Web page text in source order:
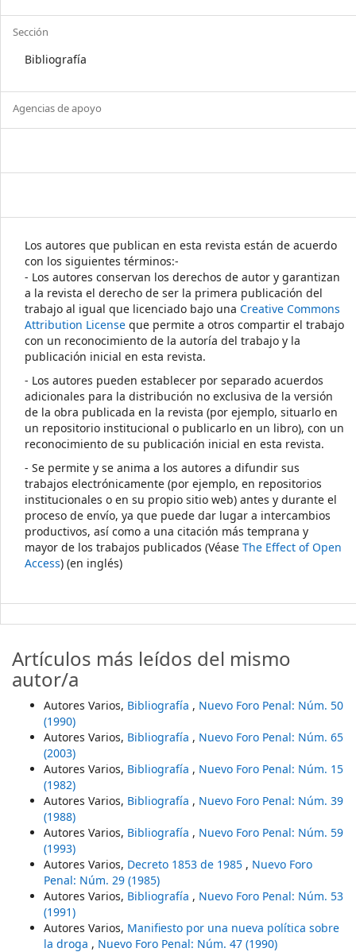
Sección
Bibliografía
Agencias de apoyo
Los autores que publican en esta revista están de acuerdo
con los siguientes términos:-
- Los autores conservan los derechos de autor y garantizan
a la revista el derecho de ser la primera publicación del
trabajo al igual que licenciado bajo una Creative Commons
Attribution License que permite a otros compartir el trabajo
con un reconocimiento de la autoría del trabajo y la
publicación inicial en esta revista.
- Los autores pueden establecer por separado acuerdos
adicionales para la distribución no exclusiva de la versión
de la obra publicada en la revista (por ejemplo, situarlo en
un repositorio institucional o publicarlo en un libro), con un
reconocimiento de su publicación inicial en esta revista.
- Se permite y se anima a los autores a difundir sus
trabajos electrónicamente (por ejemplo, en repositorios
institucionales o en su propio sitio web) antes y durante el
proceso de envío, ya que puede dar lugar a intercambios
productivos, así como a una citación más temprana y
mayor de los trabajos publicados (Véase The Effect of Open
Access) (en inglés)
Artículos más leídos del mismo
autor/a
Autores Varios, Bibliografía , Nuevo Foro Penal: Núm. 50
(1990)
Autores Varios, Bibliografía , Nuevo Foro Penal: Núm. 65
(2003)
Autores Varios, Bibliografía , Nuevo Foro Penal: Núm. 15
(1982)
Autores Varios, Bibliografía , Nuevo Foro Penal: Núm. 39
(1988)
Autores Varios, Bibliografía , Nuevo Foro Penal: Núm. 59
(1993)
Autores Varios, Decreto 1853 de 1985 , Nuevo Foro
Penal: Núm. 29 (1985)
Autores Varios, Bibliografía , Nuevo Foro Penal: Núm. 53
(1991)
Autores Varios, Manifiesto por una nueva política sobre
la droga , Nuevo Foro Penal: Núm. 47 (1990)